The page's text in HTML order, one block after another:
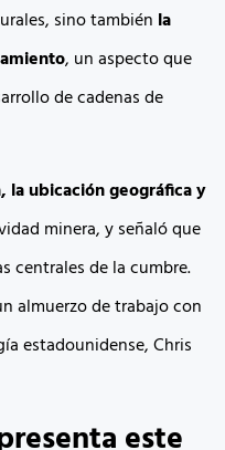
sino también la
, un aspecto que
de cadenas de
la ubicación geográfica y
minera, y señaló que
centrales de la cumbre.
almuerzo de trabajo con
estadounidense, Chris
este